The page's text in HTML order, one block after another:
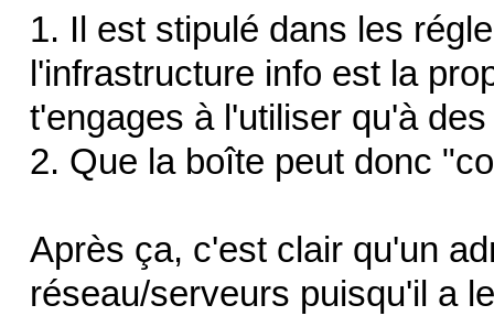
1. Il est stipulé dans les
l'infrastructure info est la
t'engages à l'utiliser qu'à
2. Que la boîte peut donc
Après ça, c'est clair qu'un
réseau/serveurs puisqu'il a